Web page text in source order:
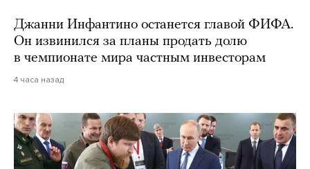
Джанни Инфантино останется главой ФИФА.
Он извинился за планы продать долю
в чемпионате мира частным инвесторам
4 часа назад